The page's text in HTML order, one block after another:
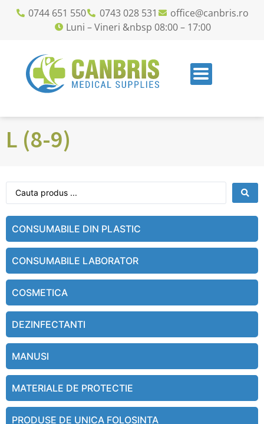
0744 651 550 0743 028 531
office@canbris.ro
Luni – Vineri &nbsp 08:00 – 17:00
L (8-9)
CONSUMABILE DIN PLASTIC
CONSUMABILE LABORATOR
COSMETICA
DEZINFECTANTI
MANUSI
MATERIALE DE PROTECTIE
PRODUSE DE UNICA FOLOSINTA